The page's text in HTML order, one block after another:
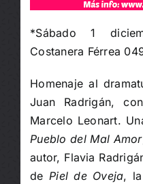
*Sábado 1
Costanera Férrea
Homenaje al
Juan Radrigán,
Marcelo Leonart.
Pueblo del Mal Amor
autor, Flavia
dePiel de Oveja,